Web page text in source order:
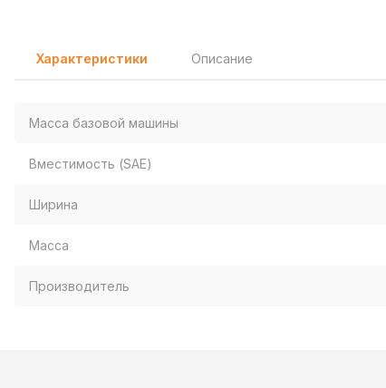
Характеристики Описание
Масса базовой машины
Вместимость (SAE)
Ширина
Масса
Производитель